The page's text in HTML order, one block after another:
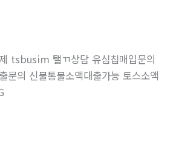
tsbusim 탤ㄲ상담 유심칩매입문의
문의 신불통불소액대출가능 토스소액